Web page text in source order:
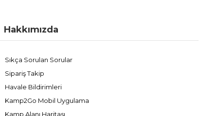
Hakkımızda
Sıkça Sorulan Sorular
Sipariş Takip
Havale Bildirimleri
Kamp2Go Mobil Uygulama
Kamp Alanı Haritası